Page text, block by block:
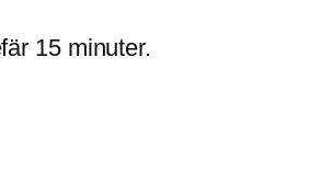
15 minuter.